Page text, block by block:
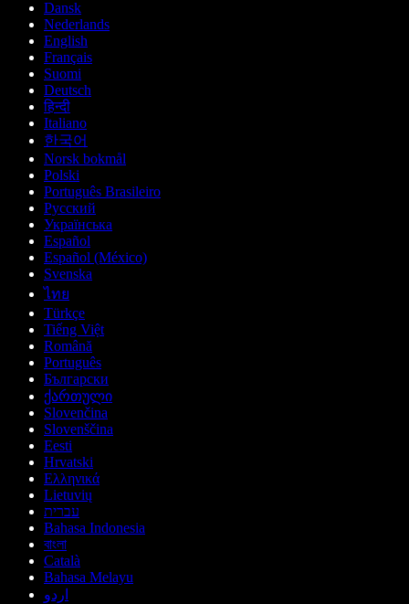
Dansk
Nederlands
English
Français
Suomi
Deutsch
हिन्दी
Italiano
한국어
Norsk bokmål
Polski
Português Brasileiro
Русский
Українська
Español
Español (México)
Svenska
ไทย
Türkçe
Tiếng Việt
Română
Português
Български
ქართული
Slovenčina
Slovenščina
Eesti
Hrvatski
Ελληνικά
Lietuvių
עברית
Bahasa Indonesia
বাংলা
Català
Bahasa Melayu
اردو